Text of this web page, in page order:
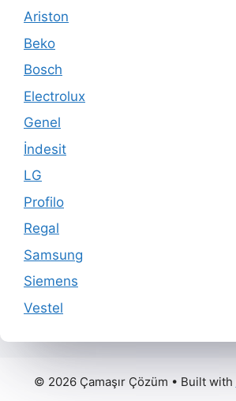
Ariston
Beko
Bosch
Electrolux
Genel
İndesit
LG
Profilo
Regal
Samsung
Siemens
Vestel
© 2026 Çamaşır Çözüm • Built with